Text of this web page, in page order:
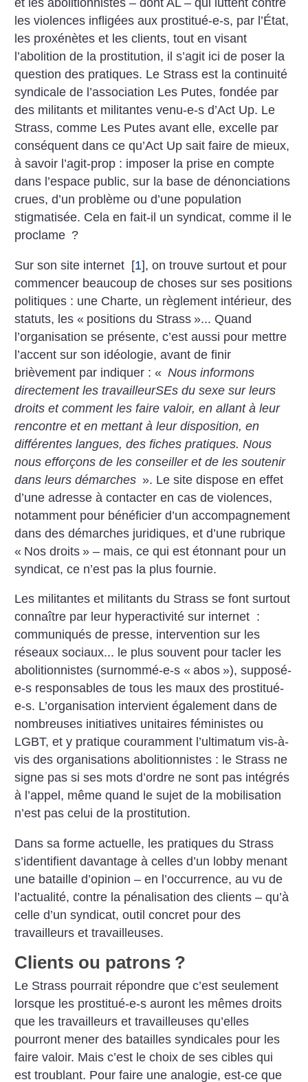
et les abolitionnistes – dont AL – qui luttent contre
les violences infligées aux prostitué-e-s, par l’État,
les proxénètes et les clients, tout en visant
l’abolition de la prostitution, il s’agit ici de poser la
question des pratiques. Le Strass est la continuité
syndicale de l’association Les Putes, fondée par
des militants et militantes venu-e-s d’Act Up. Le
Strass, comme Les Putes avant elle, excelle par
conséquent dans ce qu’Act Up sait faire de mieux,
à savoir l’agit-prop : imposer la prise en compte
dans l’espace public, sur la base de dénonciations
crues, d’un problème ou d’une population
stigmatisée. Cela en fait-il un syndicat, comme il le
proclame ?
Sur son site internet [1], on trouve surtout et pour
commencer beaucoup de choses sur ses positions
politiques : une Charte, un règlement intérieur, des
statuts, les « positions du Strass »... Quand
l’organisation se présente, c’est aussi pour mettre
l’accent sur son idéologie, avant de finir
brièvement par indiquer : « Nous informons
directement les travailleurSEs du sexe sur leurs
droits et comment les faire valoir, en allant à leur
rencontre et en mettant à leur disposition, en
différentes langues, des fiches pratiques. Nous
nous efforçons de les conseiller et de les soutenir
dans leurs démarches ». Le site dispose en effet
d’une adresse à contacter en cas de violences,
notamment pour bénéficier d’un accompagnement
dans des démarches juridiques, et d’une rubrique
« Nos droits » – mais, ce qui est étonnant pour un
syndicat, ce n’est pas la plus fournie.
Les militantes et militants du Strass se font surtout
connaître par leur hyperactivité sur internet :
communiqués de presse, intervention sur les
réseaux sociaux... le plus souvent pour tacler les
abolitionnistes (surnommé-e-s « abos »), supposé-
e-s responsables de tous les maux des prostitué-
e-s. L’organisation intervient également dans de
nombreuses initiatives unitaires féministes ou
LGBT, et y pratique couramment l’ultimatum vis-à-
vis des organisations abolitionnistes : le Strass ne
signe pas si ses mots d’ordre ne sont pas intégrés
à l’appel, même quand le sujet de la mobilisation
n’est pas celui de la prostitution.
Dans sa forme actuelle, les pratiques du Strass
s’identifient davantage à celles d’un lobby menant
une bataille d’opinion – en l’occurrence, au vu de
l’actualité, contre la pénalisation des clients – qu’à
celle d’un syndicat, outil concret pour des
travailleurs et travailleuses.
Clients ou patrons ?
Le Strass pourrait répondre que c’est seulement
lorsque les prostitué-e-s auront les mêmes droits
que les travailleurs et travailleuses qu’elles
pourront mener des batailles syndicales pour les
faire valoir. Mais c’est le choix de ses cibles qui
est troublant. Pour faire une analogie, est-ce que